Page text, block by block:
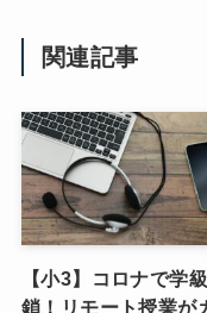
関連記事
【小3】コロナで学
鎖！リモート授業が